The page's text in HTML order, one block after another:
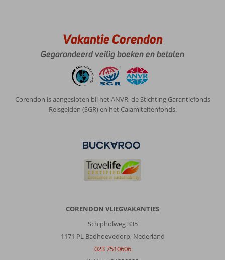
Vakantie Corendon
Gegarandeerd veilig boeken en betalen
Corendon is aangesloten bij het ANVR, de Stichting Garantiefonds
Reisgelden (SGR) en het Calamiteitenfonds.
CORENDON VLIEGVAKANTIES
Schipholweg 335
1171 PL Badhoevedorp, Nederland
023 7510606